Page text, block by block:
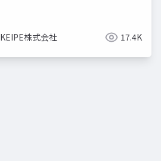
KEIPE株式会社 17.4K